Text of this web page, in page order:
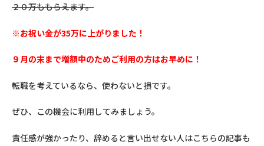
２０万ももらえます。
※お祝い金が35万に上がりました！
９月の末まで増額中のためご利用の方はお早めに！
転職を考えているなら、使わないと損です。
ぜひ、この機会に利用してみましょう。
責任感が強かったり、辞めると言い出せない人はこちらの記事も